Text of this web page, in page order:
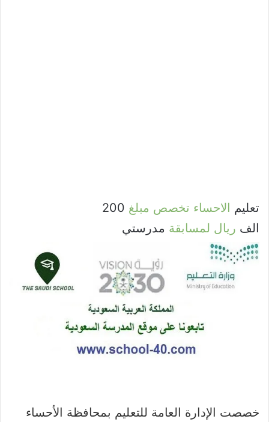
تعليم الاحساء تخصص مبلغ 200
الف ريال لمسابقة مدرستي
خصصت الإدارة العامة للتعليم بمحافظة الأحساء